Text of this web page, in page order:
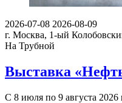
2026-07-08 2026-08-09
г. Москва, 1-ый
На Трубной
Выставка
С 8 июля по 9 августа 2026